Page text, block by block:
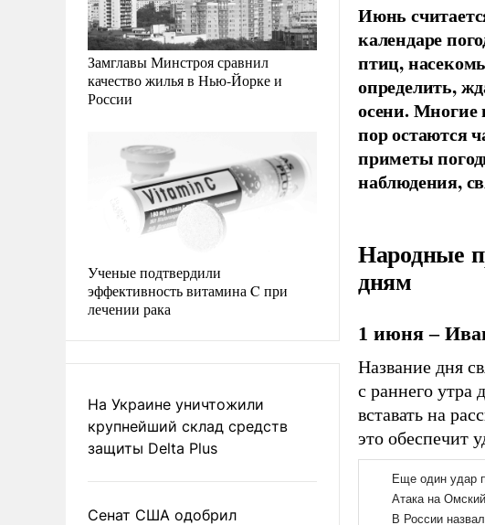
Замглавы Минстроя сравнил
качество жилья в Нью-Йорке и
России
Ученые подтвердили
эффективность витамина C при
лечении рака
На Украине уничтожили
крупнейший склад средств
защиты Delta Plus
Сенат США одобрил
Июнь
календаре
птиц,
определить,
осени.
пор остаются
приметы
наблюдения,
Народные
дням
1 июня –
Название дня
с раннего утра
вставать на
это обеспечит